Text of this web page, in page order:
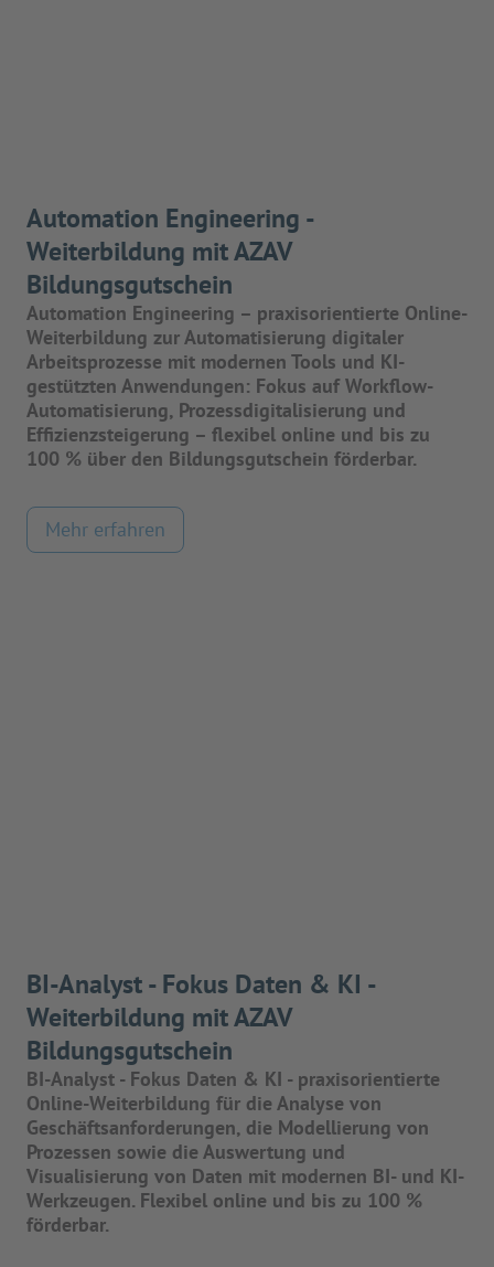
Automation Engineering -
Weiterbildung mit AZAV
Bildungsgutschein
Automation Engineering – praxisorientierte Online-
Weiterbildung zur Automatisierung digitaler
Arbeitsprozesse mit modernen Tools und KI-
gestützten Anwendungen: Fokus auf Workflow-
Automatisierung, Prozessdigitalisierung und
Effizienzsteigerung – flexibel online und bis zu
100 % über den Bildungsgutschein förderbar.
Mehr erfahren
BI-Analyst - Fokus Daten & KI -
Weiterbildung mit AZAV
Bildungsgutschein
BI-Analyst - Fokus Daten & KI - praxisorientierte
Online-Weiterbildung für die Analyse von
Geschäftsanforderungen, die Modellierung von
Prozessen sowie die Auswertung und
Visualisierung von Daten mit modernen BI- und KI-
Werkzeugen. Flexibel online und bis zu 100 %
förderbar.